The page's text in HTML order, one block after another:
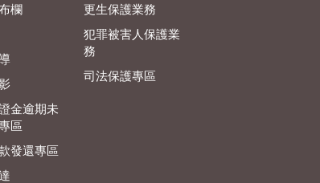
欄
金逾期未
區
發還專區
更生保護業務
犯罪被害人保護業
務
司法保護專區